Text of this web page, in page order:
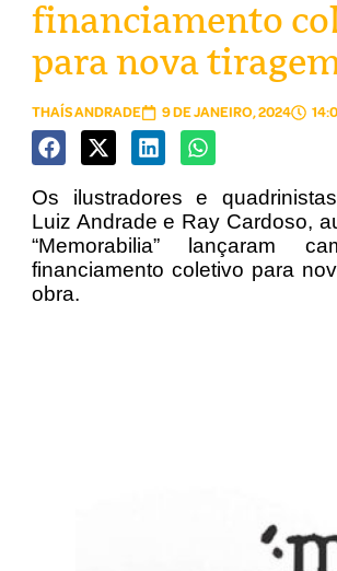
financiamento
para nova
THAÍS ANDRADE 9 DE JANEIRO, 2024
Os ilustradores e
Luiz Andrade e Ray Cardoso,
“Memorabilia” lançaram
financiamento coletivo para
obra.